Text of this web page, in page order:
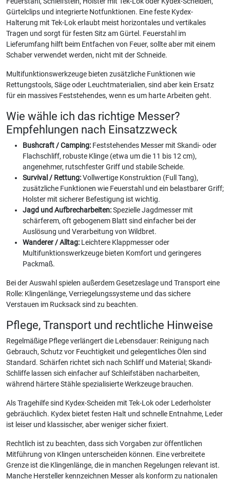
Gürtelclips und integrierte Notfunktionen. Eine feste Kydex-
Halterung mit Tek-Lok erlaubt meist horizontales und vertikales
Tragen und sorgt für festen Sitz am Gürtel. Feuerstahl im
Lieferumfang hilft beim Entfachen von Feuer, sollte aber mit einem
Schaber verwendet werden, nicht mit der Schneide.
Multifunktionswerkzeuge bieten zusätzliche Funktionen wie
Rettungstools, Säge oder Leuchtmaterialien, sind aber kein Ersatz
für ein massives Feststehendes, wenn es um harte Arbeiten geht.
Wie wähle ich das richtige Messer?
Empfehlungen nach Einsatzzweck
Bushcraft / Camping: Feststehendes Messer mit Skandi- oder
Flachschliff, robuste Klinge (etwa um die 11 bis 12 cm),
angenehmer, rutschfester Griff und stabile Scheide.
Survival / Rettung:Vollwertige Konstruktion (Full Tang),
zusätzliche Funktionen wie Feuerstahl und ein belastbarer Griff;
Holster mit sicherer Befestigung ist wichtig.
Jagd und Aufbrecharbeiten:Spezielle Jagdmesser mit
schärferem, oft gebogenem Blatt sind einfacher bei der
Auslösung und Verarbeitung von Wildbret.
Wanderer / Alltag: Leichtere Klappmesser oder
Multifunktionswerkzeuge bieten Komfort und geringeres
Packmaß.
Bei der Auswahl spielen außerdem Gesetzeslage und Transport eine
Rolle: Klingenlänge, Verriegelungssysteme und das sichere
Verstauen im Rucksack sind zu beachten.
Pflege, Transport und rechtliche Hinweise
Regelmäßige Pflege verlängert die Lebensdauer: Reinigung nach
Gebrauch, Schutz vor Feuchtigkeit und gelegentliches Ölen sind
Standard. Schärfen richtet sich nach Schliff und Material; Skandi-
Schliffe lassen sich einfacher auf Schleifstäben nacharbeiten,
während härtere Stähle spezialisierte Werkzeuge brauchen.
Als Tragehilfe sind Kydex-Scheiden mit Tek-Lok oder Lederholster
gebräuchlich. Kydex bietet festen Halt und schnelle Entnahme, Leder
ist leiser und klassischer, aber weniger sicher fixiert.
Rechtlich ist zu beachten, dass sich Vorgaben zur öffentlichen
Mitführung von Klingen unterscheiden können. Eine verbreitete
Grenze ist die Klingenlänge, die in manchen Regelungen relevant ist.
Manche Hersteller kennzeichnen Messer als konform zu nationalen